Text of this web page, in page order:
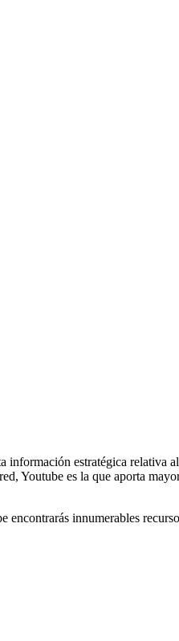
información estratégica relativa
Youtube es la que aporta
innumerables